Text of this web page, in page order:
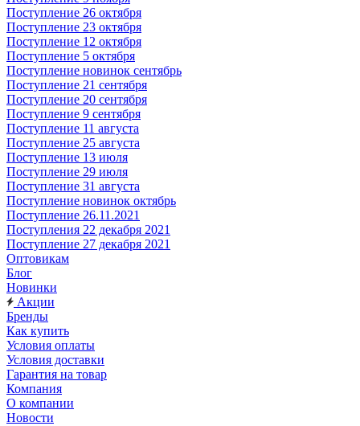
Поступление 26 октября
Поступление 23 октября
Поступление 12 октября
Поступление 5 октября
Поступление новинок сентябрь
Поступление 21 сентября
Поступление 20 сентября
Поступление 9 сентября
Поступление 11 августа
Поступление 25 августа
Поступление 13 июля
Поступление 29 июля
Поступление 31 августа
Поступление новинок октябрь
Поступление 26.11.2021
Поступления 22 декабря 2021
Поступление 27 декабря 2021
Оптовикам
Блог
Новинки
Акции
Бренды
Как купить
Условия оплаты
Условия доставки
Гарантия на товар
Компания
О компании
Новости